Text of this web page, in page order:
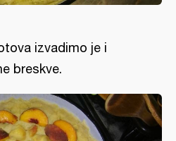
izvadimo je i
breskve.